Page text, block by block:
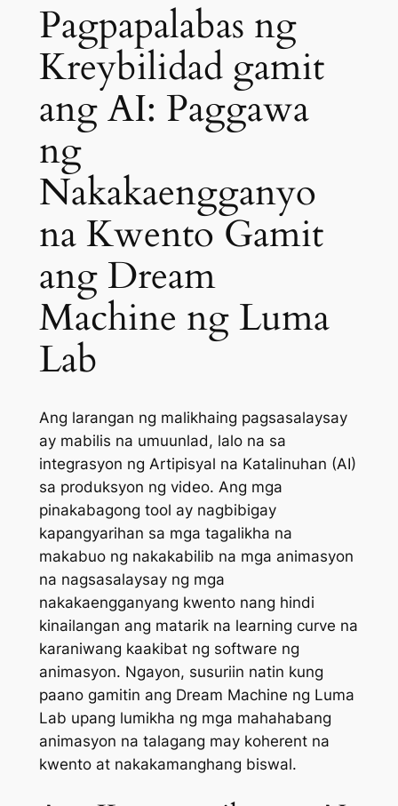
Pagpapalabas ng
Kreybilidad gamit
ang AI: Paggawa
ng
Nakakaengganyo
na Kwento Gamit
ang Dream
Machine ng Luma
Lab
Ang larangan ng malikhaing pagsasalaysay
ay mabilis na umuunlad, lalo na sa
integrasyon ng Artipisyal na Katalinuhan (AI)
sa produksyon ng video. Ang mga
pinakabagong tool ay nagbibigay
kapangyarihan sa mga tagalikha na
makabuo ng nakakabilib na mga animasyon
na nagsasalaysay ng mga
nakakaengganyang kwento nang hindi
kinailangan ang matarik na learning curve na
karaniwang kaakibat ng software ng
animasyon. Ngayon, susuriin natin kung
paano gamitin ang Dream Machine ng Luma
Lab upang lumikha ng mga mahahabang
animasyon na talagang may koherent na
kwento at nakakamanghang biswal.